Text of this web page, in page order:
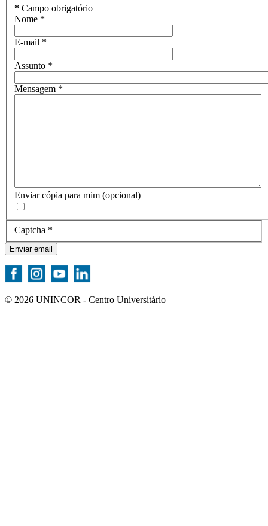
* Campo obrigatório
Nome *
E-mail *
Assunto *
Mensagem *
Enviar cópia para mim (opcional)
Captcha *
Enviar email
© 2026 UNINCOR - Centro Universitário